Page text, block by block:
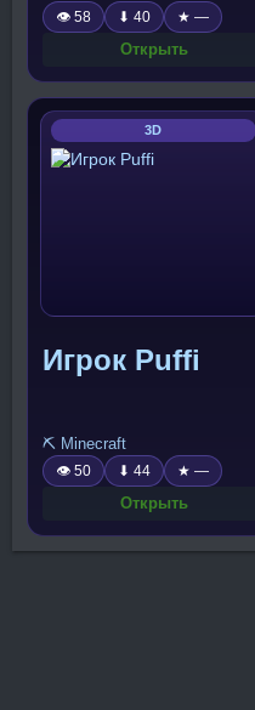
👁 58 ⬇ 40 ★ —
Открыть
3D
Игрок Puffi
⛏️ Minecraft
👁 50 ⬇ 44 ★ —
Открыть